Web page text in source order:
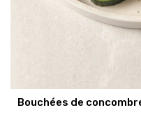
Bouchées de